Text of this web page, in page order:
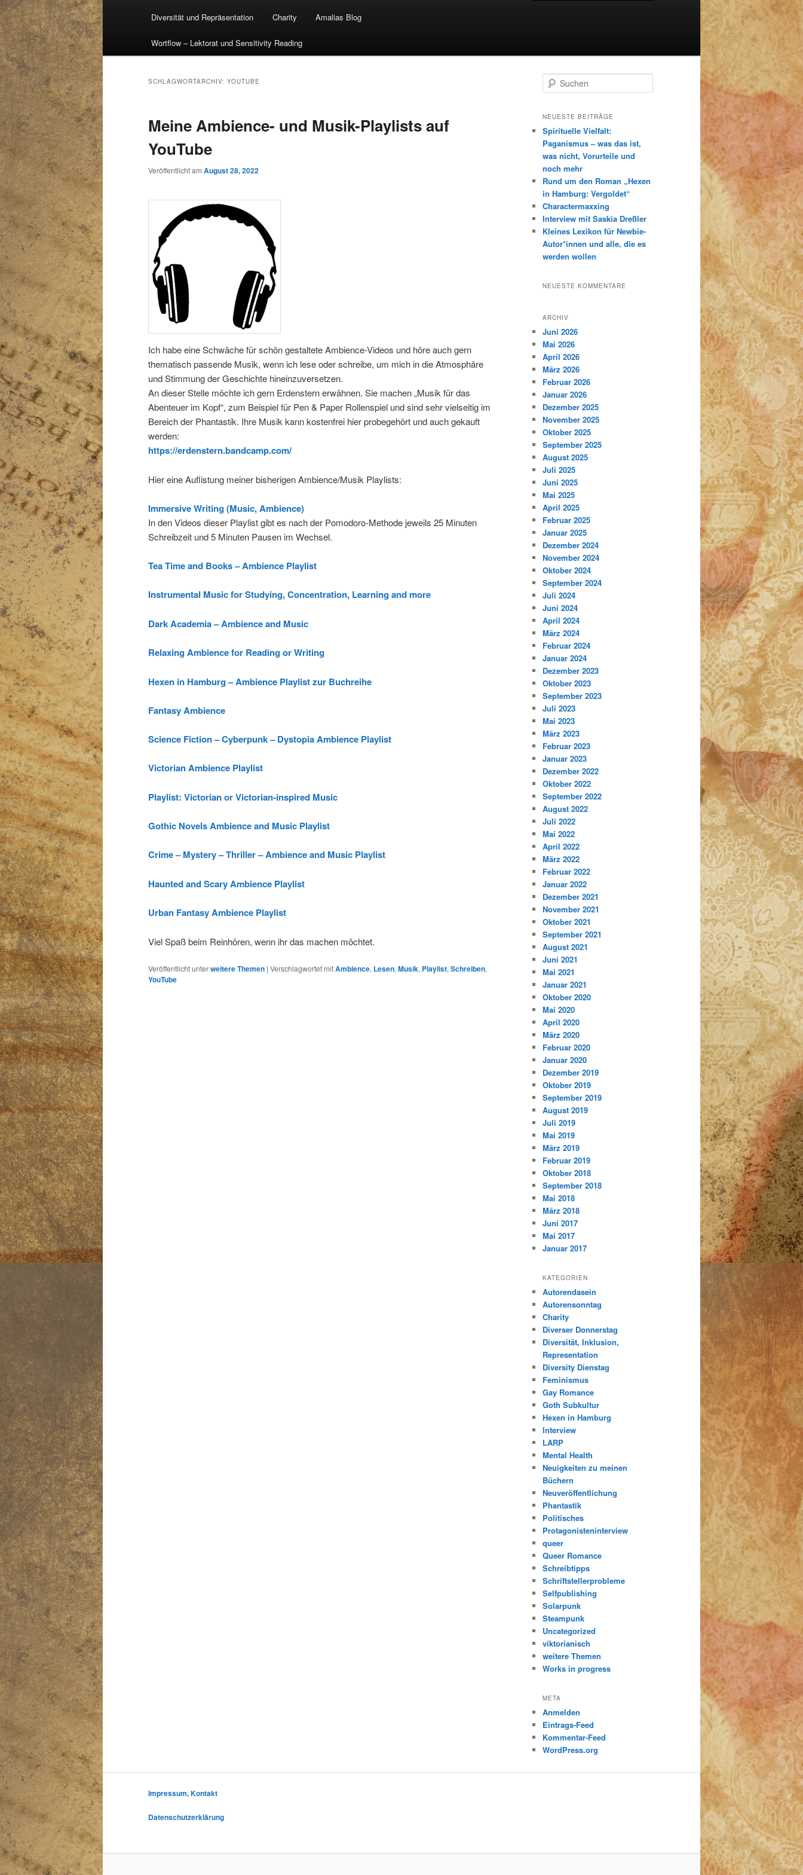
Diversität und Repräsentation Charity Amalias Blog
Wortflow – Lektorat und Sensitivity Reading
SCHLAGWORTARCHIV: YOUTUBE
Meine Ambience- und Musik-Playlists auf
YouTube
Veröffentlicht am August 28, 2022
Ich habe eine Schwäche für schön gestaltete Ambience-Videos und höre auch gern
thematisch passende Musik, wenn ich lese oder schreibe, um mich in die Atmosphäre
und Stimmung der Geschichte hineinzuversetzen.
An dieser Stelle möchte ich gern Erdenstern erwähnen. Sie machen „Musik für das
Abenteuer im Kopf“, zum Beispiel für Pen & Paper Rollenspiel und sind sehr vielseitig im
Bereich der Phantastik. Ihre Musik kann kostenfrei hier probegehört und auch gekauft
werden:
https://erdenstern.bandcamp.com/
Hier eine Auflistung meiner bisherigen Ambience/Musik Playlists:
Immersive Writing (Music, Ambience)
In den Videos dieser Playlist gibt es nach der Pomodoro-Methode jeweils 25 Minuten
Schreibzeit und 5 Minuten Pausen im Wechsel.
Tea Time and Books – Ambience Playlist
Instrumental Music for Studying, Concentration, Learning and more
Dark Academia – Ambience and Music
Relaxing Ambience for Reading or Writing
Hexen in Hamburg – Ambience Playlist zur Buchreihe
Fantasy Ambience
Science Fiction – Cyberpunk – Dystopia Ambience Playlist
Victorian Ambience Playlist
Playlist: Victorian or Victorian-inspired Music
Gothic Novels Ambience and Music Playlist
Crime – Mystery – Thriller – Ambience and Music Playlist
Haunted and Scary Ambience Playlist
Urban Fantasy Ambience Playlist
Viel Spaß beim Reinhören, wenn ihr das machen möchtet.
Veröffentlicht unterweitere Themen | Verschlagwortet mitAmbience, Lesen, Musik, Playlist, Schreiben,
YouTube
u
h
n
NEUESTE BEITRÄGE
Spirituelle Vielfalt:
Paganismus – was das ist,
was nicht, Vorurteile und
noch mehr
Rund um den Roman „Hexen
in Hamburg: Vergoldet“
Charactermaxxing
Interview mit Saskia Dreßler
Kleines Lexikon für Newbie-
Autor*innen und alle, die es
werden wollen
NEUESTE KOMMENTARE
ARCHIV
Juni 2026
Mai 2026
April 2026
März 2026
Februar 2026
Januar 2026
Dezember 2025
November 2025
Oktober 2025
September 2025
August 2025
Juli 2025
Juni 2025
Mai 2025
April 2025
Februar 2025
Januar 2025
Dezember 2024
November 2024
Oktober 2024
September 2024
Juli 2024
Juni 2024
April 2024
März 2024
Februar 2024
Januar 2024
Dezember 2023
Oktober 2023
September 2023
Juli 2023
Mai 2023
März 2023
Februar 2023
Januar 2023
Dezember 2022
Oktober 2022
September 2022
August 2022
Juli 2022
Mai 2022
April 2022
März 2022
Februar 2022
Januar 2022
Dezember 2021
November 2021
Oktober 2021
September 2021
August 2021
Juni 2021
Mai 2021
Januar 2021
Oktober 2020
Mai 2020
April 2020
März 2020
Februar 2020
Januar 2020
Dezember 2019
Oktober 2019
September 2019
August 2019
Juli 2019
Mai 2019
März 2019
Februar 2019
Oktober 2018
September 2018
Mai 2018
März 2018
Juni 2017
Mai 2017
Januar 2017
KATEGORIEN
Autorendasein
Autorensonntag
Charity
Diverser Donnerstag
Diversität, Inklusion,
Representation
Diversity Dienstag
Feminismus
Gay Romance
Goth Subkultur
Hexen in Hamburg
Interview
LARP
Mental Health
Neuigkeiten zu meinen
Büchern
Neuveröffentlichung
Phantastik
Politisches
Protagonisteninterview
queer
Queer Romance
Schreibtipps
Schriftstellerprobleme
Selfpublishing
Solarpunk
Steampunk
Uncategorized
viktorianisch
weitere Themen
Works in progress
META
Anmelden
Eintrags-Feed
Kommentar-Feed
WordPress.org
Impressum, Kontakt
Datenschutzerklärung